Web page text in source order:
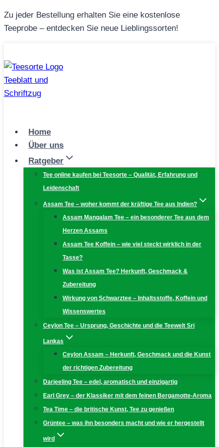
Zum
Inhalt
Zu jeder Bestellung erhalten Sie eine kostenlose
Teeprobe – entdecken Sie neue Lieblingssorten!
Home
Über uns
Ratgeber
Tee online kaufen bei Teesorte – Qualität, Erfahrung und
Leidenschaft
Assam Tee – woher kommt der kräftige Tee aus Indien?
Assam Mangalam Tee – ein besonderer Tee aus dem
Herzen Assams
Assam Tee Koffein – wie viel steckt wirklich in der
Tasse?
Was ist Assam Tee? Herkunft, Geschmack &
Zubereitung
Wirkung von Schwarztee – Inhaltsstoffe, Koffein und
Wissenswertes
Ceylon Tee – Ursprung, Geschichte und die Teewelt Sri
Lankas
Ceylon Assam – Herkunft, Geschmack und die Kunst
der richtigen Zubereitung
Darjeeling Tee – edel, aromatisch und einzigartig
Earl Grey – der Klassiker mit dem feinen Bergamotte-Aroma
Tea Time – die britische Kunst, Tee zu genießen
Grüntee – was ihn besonders macht und wie er hergestellt
wird